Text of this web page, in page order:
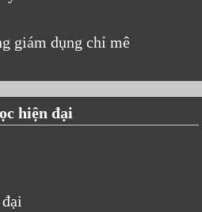
giám dụng chỉ mê
hiện đại